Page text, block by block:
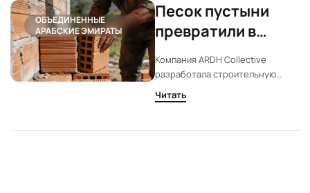
ОБЪЕДИНЕННЫЕ
АРАБСКИЕ ЭМИРАТЫ
Песок пустыни
превратили в
прочные блоки с
меньшим
расходом цемента
Компания ARDH Collective
разработала строительную
смесь из песка Дубая, который
обычно не подходит для бетона.
Читать